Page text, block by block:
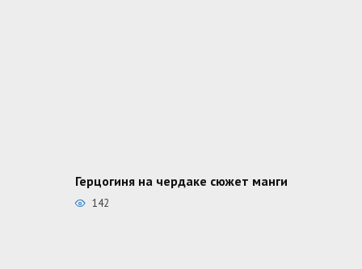
Герцогиня на чердаке сюжет манги
142